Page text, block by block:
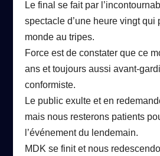
Le final se fait par
spectacle d’une heure vingt qui
monde au tripes.
Force est de constater que ce
ans et toujours aussi avant-
conformiste.
Le public exulte et en
mais nous resterons patients
l’événement du lendemain.
MDK se finit et nous